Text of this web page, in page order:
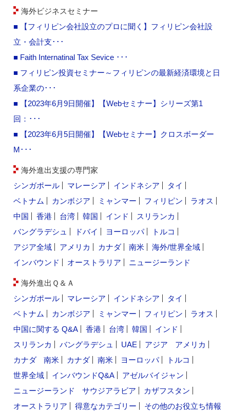
海外ビジネスセミナー
■ 【フィリピン会社設立のプロに聞く】フィリピン会社設
立・会計支･･･
■ Faith Internatinal Tax Sevice ･･･
■ フィリピン投資セミナー～フィリピンの最新経済環境と日
系企業の･･･
■ 【2023年6月9日開催】【Webセミナー】シリーズ第1
回：･･･
■ 【2023年6月5日開催】【Webセミナー】クロスボーダー
M･･･
海外進出支援の専門家
シンガポール
マレーシア インドネシア
タイ
ベトナム
カンボジア ミャンマー フィリピン
ラオス
中国
香港 台湾 韓国 インド
スリランカ
バングラデシュ
ドバイ ヨーロッパ
トルコ
アジア全域
アメリカ カナダ 南米
海外/世界全域
インバウンド
オーストラリア ニュージーランド
海外進出Ｑ＆Ａ
シンガポール
マレーシア インドネシア
タイ
ベトナム
カンボジア ミャンマー フィリピン
ラオス
中国に関する Q&A
香港 台湾 韓国
インド
スリランカ
バングラデシュ UAE アジア
アメリカ
カナダ
南米 カナダ 南米 ヨーロッパ
トルコ
世界全域
インバウンドQ&A
アゼルバイジャン
ニュージーランド
サウジアラビア
カザフスタン
オーストラリア
得意なカテゴリー その他のお役立ち情報